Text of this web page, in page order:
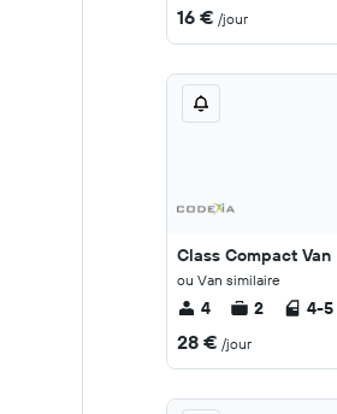
16 € /jour
Class Compact Van
ou Van similaire
4 2 4-5
28 € /jour